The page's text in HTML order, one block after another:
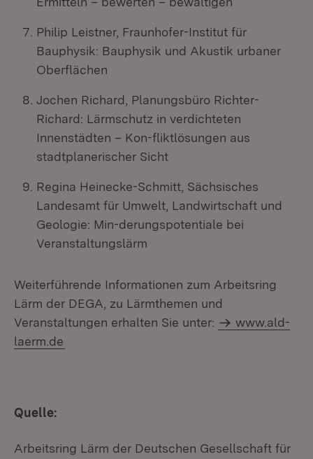
Philip Leistner, Fraunhofer-Institut für
Bauphysik: Bauphysik und Akustik urbaner
Oberflächen
Jochen Richard, Planungsbüro Richter-
Richard: Lärmschutz in verdichteten
Innenstädten – Kon-fliktlösungen aus
stadtplanerischer Sicht
Regina Heinecke-Schmitt, Sächsisches
Landesamt für Umwelt, Landwirtschaft und
Geologie: Min-derungspotentiale bei
Veranstaltungslärm
Weiterführende Informationen zum Arbeitsring
Lärm der DEGA, zu Lärmthemen und
Veranstaltungen erhalten Sie unter:
www.ald-
laerm.de
Quelle:
Arbeitsring Lärm der Deutschen Gesellschaft für